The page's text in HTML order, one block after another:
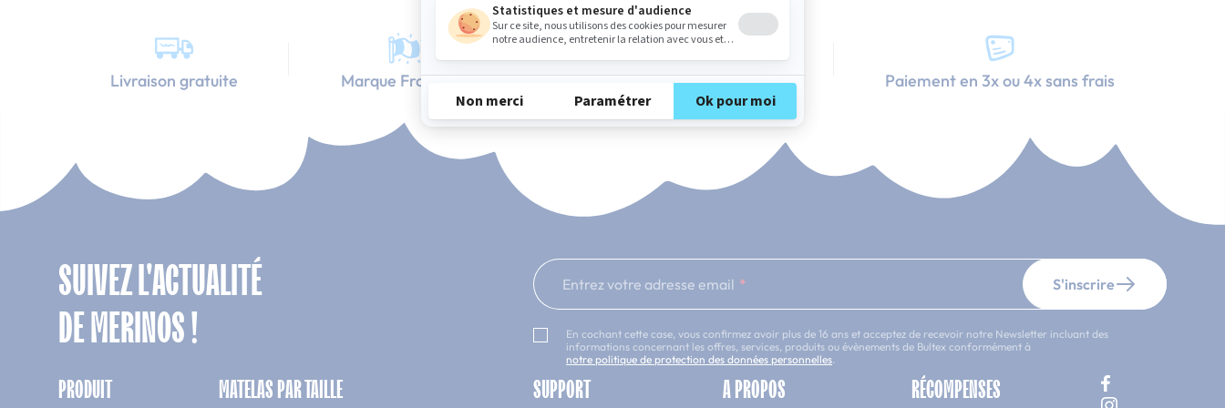
Livraison gratuite Marque Française Service client à votre écoute Paiement en 3x ou 4x sans frais
SUIVEZ L'ACTUALITÉ
DE MERINOS !
Entrez votre adresse email S'inscrire
En cochant cette case, vous confirmez avoir plus de 16 ans et acceptez de recevoir notre Newsletter incluant des
informations concernant les offres, services, produits ou évènements de Bultex conformément à
notre politique de protection des données personnelles
PRODUIT MATELAS PAR TAILLE SUPPORT A PROPOS RÉCOMPENSES